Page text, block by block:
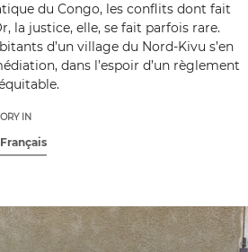
du Congo, les conflits dont fait
la justice, elle, se fait parfois rare.
d’un village du Nord-Kivu s’en
dans l’espoir d’un règlement
IN
Français